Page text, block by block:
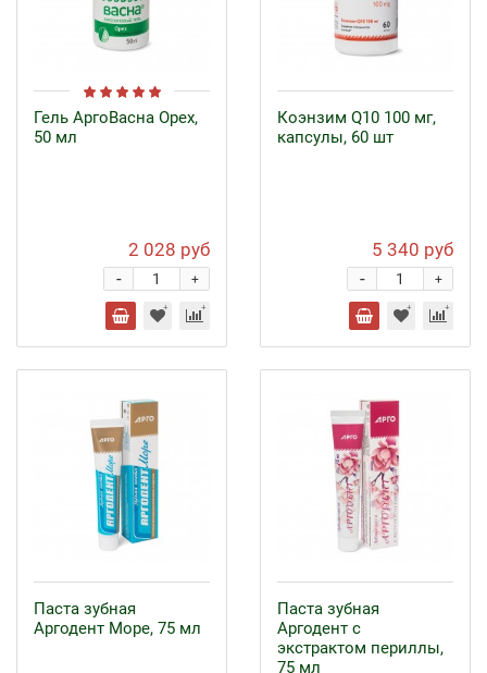
Гель АргоВасна Орех,
50 мл
2 028 руб
+
-
Коэнзим Q10 100 мг,
капсулы, 60 шт
5 340 руб
+
-
Паста зубная
Аргодент Море, 75 мл
Паста зубная
Аргодент с
экстрактом периллы,
75 мл